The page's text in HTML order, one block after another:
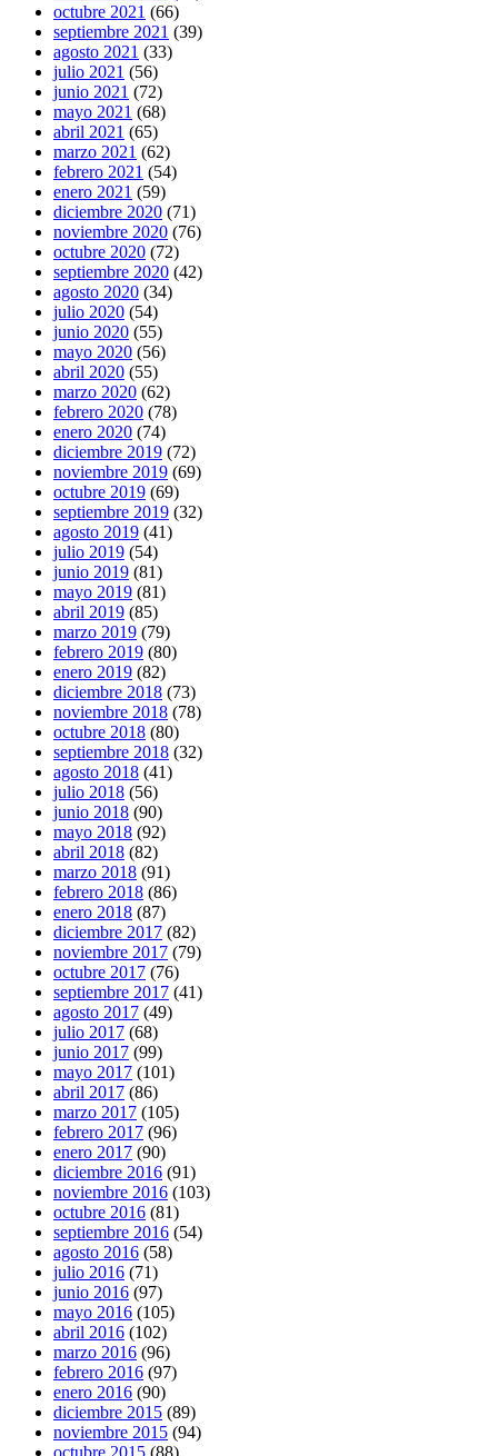
octubre 2021 (66)
septiembre 2021 (39)
agosto 2021 (33)
julio 2021 (56)
junio 2021 (72)
mayo 2021 (68)
abril 2021 (65)
marzo 2021 (62)
febrero 2021 (54)
enero 2021 (59)
diciembre 2020 (71)
noviembre 2020 (76)
octubre 2020 (72)
septiembre 2020 (42)
agosto 2020 (34)
julio 2020 (54)
junio 2020 (55)
mayo 2020 (56)
abril 2020 (55)
marzo 2020 (62)
febrero 2020 (78)
enero 2020 (74)
diciembre 2019 (72)
noviembre 2019 (69)
octubre 2019 (69)
septiembre 2019 (32)
agosto 2019 (41)
julio 2019 (54)
junio 2019 (81)
mayo 2019 (81)
abril 2019 (85)
marzo 2019 (79)
febrero 2019 (80)
enero 2019 (82)
diciembre 2018 (73)
noviembre 2018 (78)
octubre 2018 (80)
septiembre 2018 (32)
agosto 2018 (41)
julio 2018 (56)
junio 2018 (90)
mayo 2018 (92)
abril 2018 (82)
marzo 2018 (91)
febrero 2018 (86)
enero 2018 (87)
diciembre 2017 (82)
noviembre 2017 (79)
octubre 2017 (76)
septiembre 2017 (41)
agosto 2017 (49)
julio 2017 (68)
junio 2017 (99)
mayo 2017 (101)
abril 2017 (86)
marzo 2017 (105)
febrero 2017 (96)
enero 2017 (90)
diciembre 2016 (91)
noviembre 2016 (103)
octubre 2016 (81)
septiembre 2016 (54)
agosto 2016 (58)
julio 2016 (71)
junio 2016 (97)
mayo 2016 (105)
abril 2016 (102)
marzo 2016 (96)
febrero 2016 (97)
enero 2016 (90)
diciembre 2015 (89)
noviembre 2015 (94)
octubre 2015 (88)